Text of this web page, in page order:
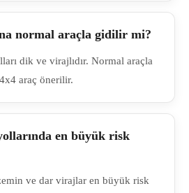
normal araçla gidilir mi?
dik ve virajlıdır. Normal araçla
araç önerilir.
en büyük risk
ve dar virajlar en büyük risk